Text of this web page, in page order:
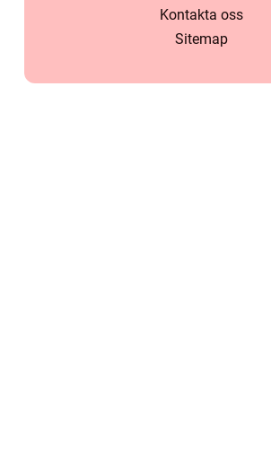
Kontakta oss
Sitemap